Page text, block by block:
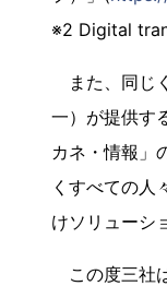
※2 Digital
また、同じ
一）が提供す
カネ・情報」
くすべての人
けソリューシ
この度三社